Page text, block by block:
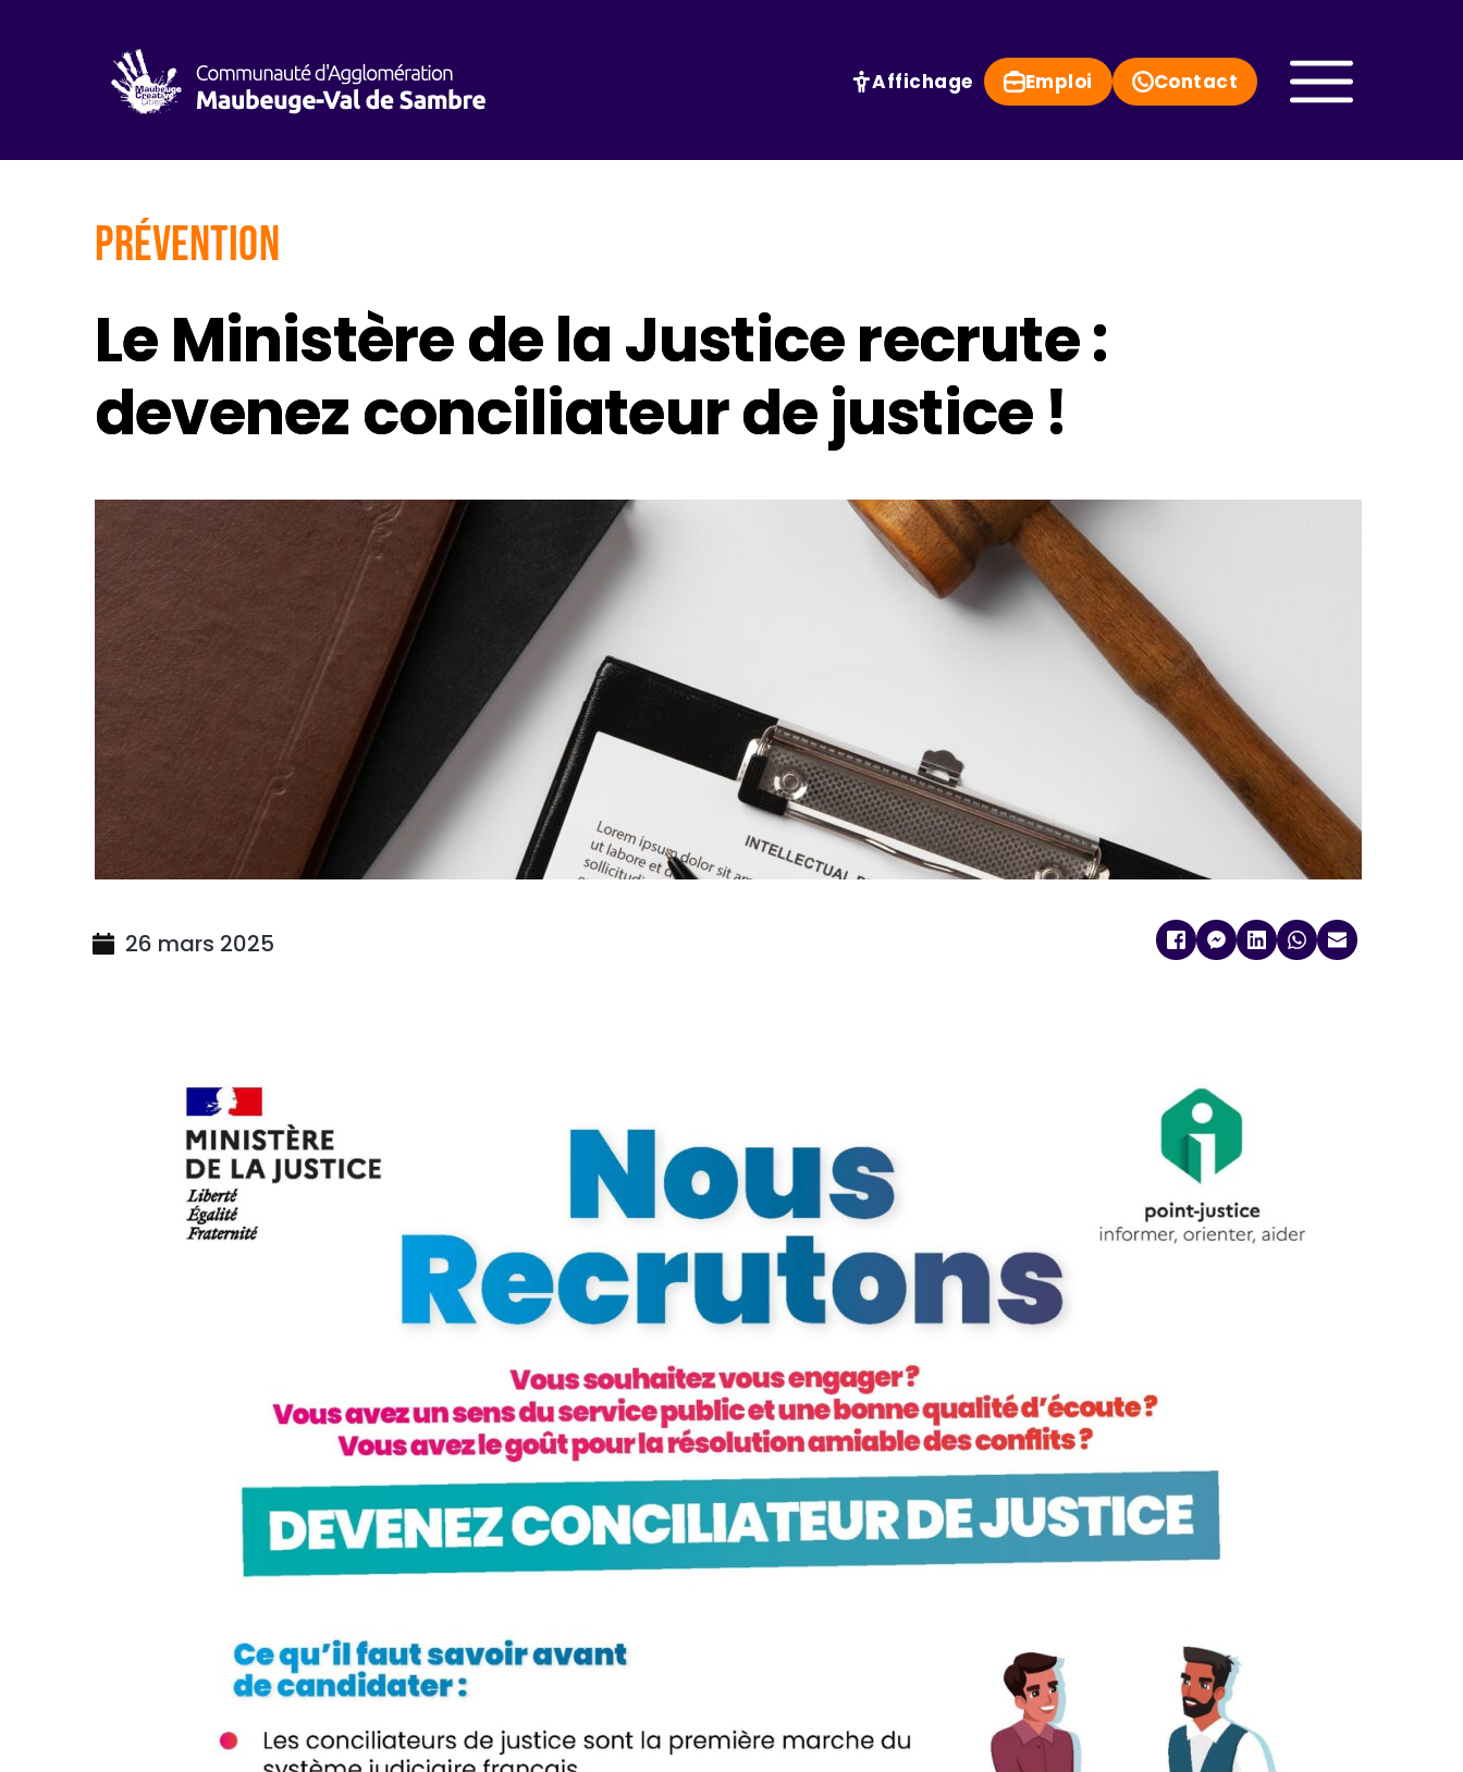
Affichage Emploi Contact
Prévention
Le Ministère de la Justice recrute :
devenez conciliateur de justice !
26 mars 2025